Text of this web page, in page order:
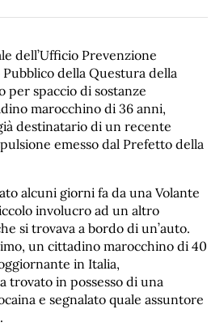
dell’Ufficio Prevenzione
della Questura della
per spaccio di sostanze
marocchino di 36 anni,
destinatario di un recente
emesso dal Prefetto della
alcuni giorni fa da una Volante
involucro ad un altro
si trovava a bordo di un’auto.
un cittadino marocchino di 40
in Italia,
trovato in possesso di una
e segnalato quale assuntore